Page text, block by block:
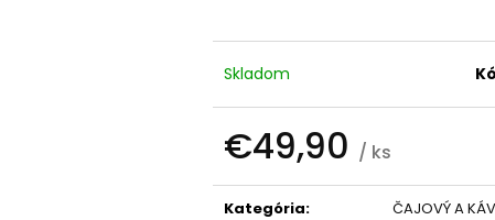
5
hviezdičiek.
Skladom
€49,90 / ks
cena:
Kategória: ČAJOVÝ A